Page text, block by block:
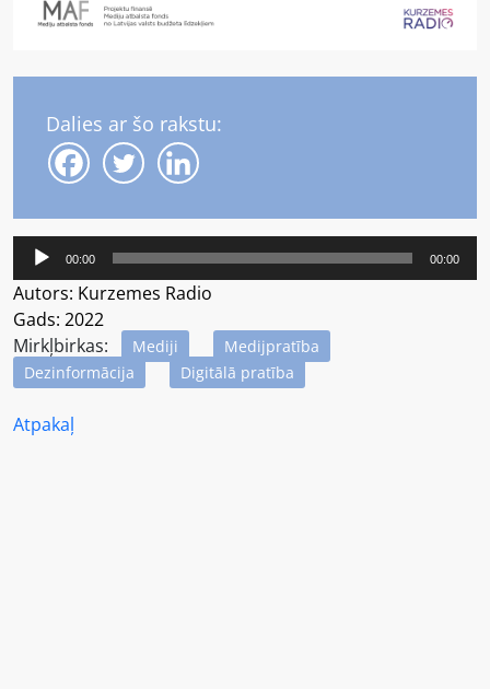
Dalies ar šo rakstu:
Audio
atskaņotājs
00:00 00:00
Autors: Kurzemes Radio
Gads: 2022
Mirkļbirkas:
Mediji
Medijpratība
Dezinformācija
Digitālā pratība
Atpakaļ